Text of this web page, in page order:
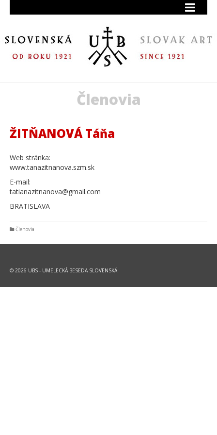
Členovia
ŽITŇANOVÁ Táňa
Web stránka:
www.tanazitnanova.szm.sk
E-mail:
tatianazitnanova@gmail.com
BRATISLAVA
Členovia
© 2026 UBS - UMELECKÁ BESEDA SLOVENSKÁ